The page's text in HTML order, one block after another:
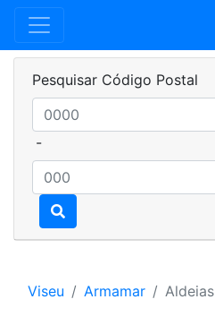
Pesquisar Código Postal
-
Viseu Armamar Aldeias